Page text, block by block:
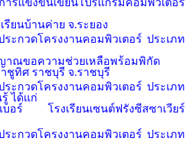
รียนบ้านค่าย จ.ระยอง
ะกวดโครงงานคอมพิวเตอร์ ประเภท
าณขอความช่วยเหลือพร้อมพิกัด
ชูทิศ ราชบุรี จ.ราชบุรี
ะกวดโครงงานคอมพิวเตอร์ ประเภท
ได้แก่
บอร์ โรงเรียนเซนต์ฟรังซีสซาเวียร์
ะกวดโครงงานคอมพิวเตอร์ ประเภท